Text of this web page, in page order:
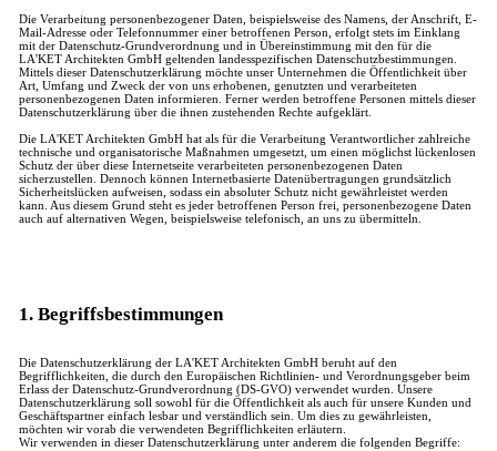
Die Verarbeitung personenbezogener Daten, beispielsweise des Namens, der Anschrift, E-
Mail-Adresse oder Telefonnummer einer betroffenen Person, erfolgt stets im Einklang
mit der Datenschutz-Grundverordnung und in Übereinstimmung mit den für die
LA'KET Architekten GmbH geltenden landesspezifischen Datenschutzbestimmungen.
Mittels dieser Datenschutzerklärung möchte unser Unternehmen die Öffentlichkeit über
Art, Umfang und Zweck der von uns erhobenen, genutzten und verarbeiteten
personenbezogenen Daten informieren. Ferner werden betroffene Personen mittels dieser
Datenschutzerklärung über die ihnen zustehenden Rechte aufgeklärt.
Die LA'KET Architekten GmbH hat als für die Verarbeitung Verantwortlicher zahlreiche
technische und organisatorische Maßnahmen umgesetzt, um einen möglichst lückenlosen
Schutz der über diese Internetseite verarbeiteten personenbezogenen Daten
sicherzustellen. Dennoch können Internetbasierte Datenübertragungen grundsätzlich
Sicherheitslücken aufweisen, sodass ein absoluter Schutz nicht gewährleistet werden
kann. Aus diesem Grund steht es jeder betroffenen Person frei, personenbezogene Daten
auch auf alternativen Wegen, beispielsweise telefonisch, an uns zu übermitteln.
1. Begriffsbestimmungen
Die Datenschutzerklärung der LA'KET Architekten GmbH beruht auf den
Begrifflichkeiten, die durch den Europäischen Richtlinien- und Verordnungsgeber beim
Erlass der Datenschutz-Grundverordnung (DS-GVO) verwendet wurden. Unsere
Datenschutzerklärung soll sowohl für die Öffentlichkeit als auch für unsere Kunden und
Geschäftspartner einfach lesbar und verständlich sein. Um dies zu gewährleisten,
möchten wir vorab die verwendeten Begrifflichkeiten erläutern.
Wir verwenden in dieser Datenschutzerklärung unter anderem die folgenden Begriffe: